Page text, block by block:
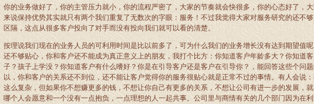
你的业务做好了，你的主管压力就小，你的流程严密了，大家的节奏就会快很多，你的心态好了，
来说保持优势其实就只有两个我们重复了无数次的字眼：服务！不过我觉得大家对服务研究的还不
区隔，这点从很多客户投向了对手而没有投向我们就可以看的清楚。
按理说我们现在的业务人员的可利用时间是比以前多了，可为什么我们的业务增长没有达到期望值
还不够贴心，你和客户还不能成为真正意义上的朋友，我打个比方：你知道客户年龄多大？你知道
子？孩子上学没？你知道客户有什么嗜好？你是在引导客户还是客户在引导你？，能回答这些个问
以，你和客户的关系还不到位，还不能让客户觉得你的服务很贴心就是正常不过的事情。有人会说
这么复杂，但如果你不想赚更多的钱，不想让你自己有更多的关系，不想让公司有进一步的发展，
哪个人会愿意和一个没有一点抱负，一点理想的人一起共事。公司里与商情有关的几个部门因为在